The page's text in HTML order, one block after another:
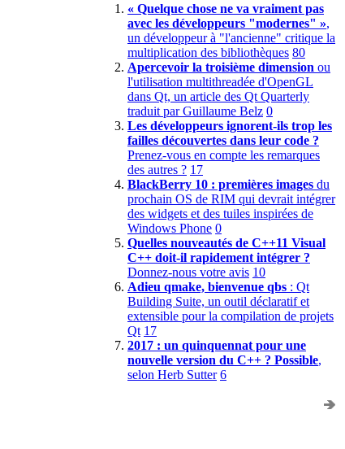
« Quelque chose ne va vraiment pas
avec les développeurs "modernes" »,
un développeur à "l'ancienne" critique la
multiplication des bibliothèques 80
Apercevoir la troisième dimension ou
l'utilisation multithreadée d'OpenGL
dans Qt, un article des Qt Quarterly
traduit par Guillaume Belz 0
Les développeurs ignorent-ils trop les
failles découvertes dans leur code ?
Prenez-vous en compte les remarques
des autres ? 17
BlackBerry 10 : premières images du
prochain OS de RIM qui devrait intégrer
des widgets et des tuiles inspirées de
Windows Phone 0
Quelles nouveautés de C++11 Visual
C++ doit-il rapidement intégrer ?
Donnez-nous votre avis 10
Adieu qmake, bienvenue qbs : Qt
Building Suite, un outil déclaratif et
extensible pour la compilation de projets
Qt 17
2017 : un quinquennat pour une
nouvelle version du C++ ? Possible,
selon Herb Sutter 6